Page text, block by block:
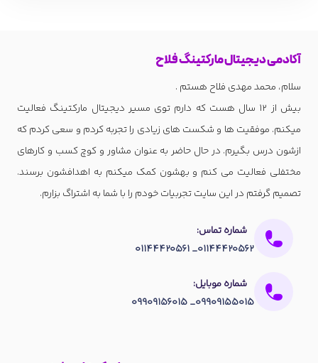
آکادمی دیجیتال مارکتینگ فلاح
سلام، محمد مهدی فلاح هستم .
بیش از 12 سال هست که دارم توی مسیر دیجیتال مارکتینگ فعالیت
میکنم. موفقیت ها و شکست های زیادی را تجربه کردم و سعی کردم که
ازشون درس بگیرم. در حال حاضر به عنوان مشاور و کوچ کسب و کارهای
مختفلی فعالیت می کنم و بهشون کمک میکنم به اهدافشون برسند.
تصمیم گرفتم در این سایت تجربیات خودم را با شما به اشتراگ بزارم.
شماره تماس:
01144420562_ 01144420561
شماره موبایل:
09909155015_ 09909156015